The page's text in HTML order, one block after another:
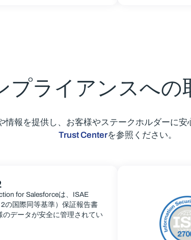
プライアンスへの
報を提供し、お客様やステークホルダーに
Trust Centerを参照ください。
for Salesforceは、ISAE
の国際同等基準）保証報告書
のデータが安全に管理されてい